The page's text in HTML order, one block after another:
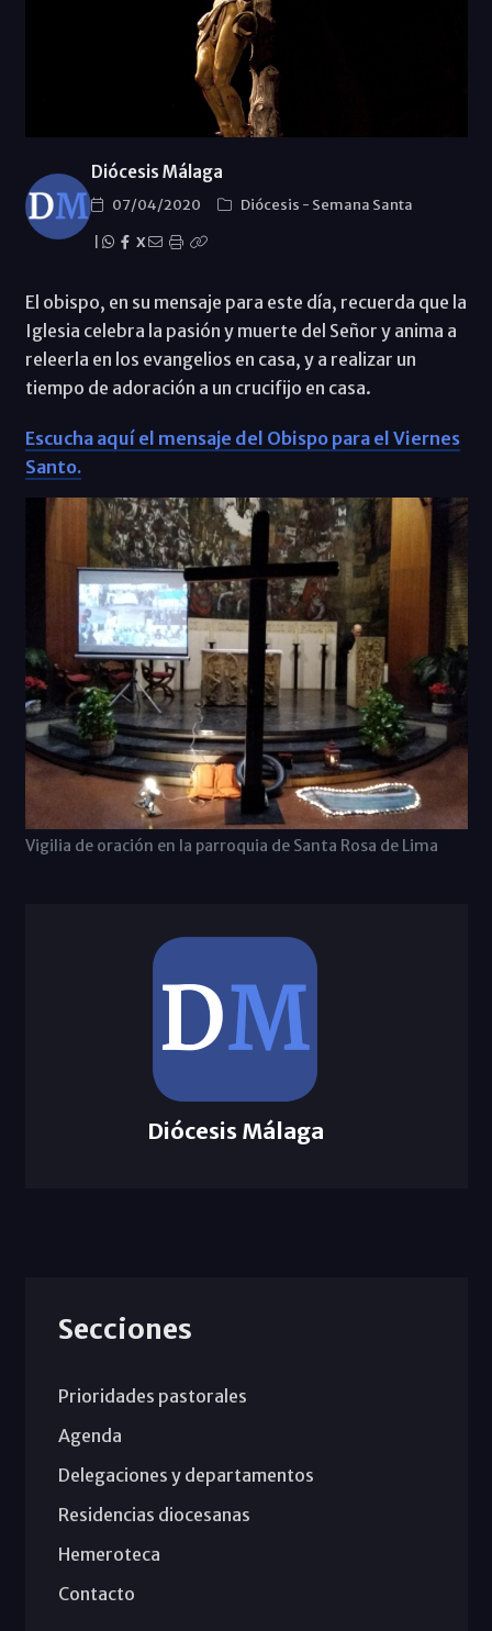
Diócesis Málaga
07/04/2020 Diócesis - Semana Santa
X
El obispo, en su mensaje para este día, recuerda que la
Iglesia celebra la pasión y muerte del Señor y anima a
releerla en los evangelios en casa, y a realizar un
tiempo de adoración a un crucifijo en casa.
Escucha aquí el mensaje del Obispo para el Viernes
Santo.
Vigilia de oración en la parroquia de Santa Rosa de Lima
Diócesis Málaga
Secciones
Prioridades pastorales
Agenda
Delegaciones y departamentos
Residencias diocesanas
Hemeroteca
Contacto